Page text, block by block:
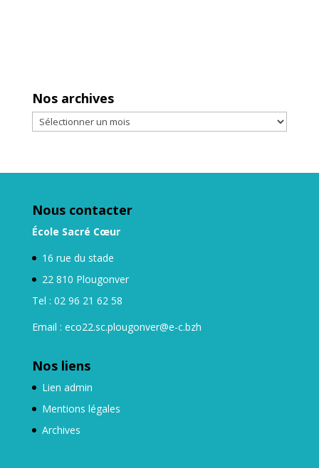
Nos archives
Nos
archives
Nous contacter
École Sacré Cœur
16 rue du stade
22 810 Plougonver
Tel : 02 96 21 62 58
Email : eco22.sc.plougonver@e-c.bzh
Nos liens
Lien admin
Mentions légales
Archives